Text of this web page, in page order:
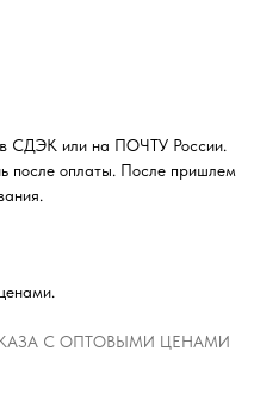
в СДЭК или на ПОЧТУ России.
после оплаты. После пришлем
С ОПТОВЫМИ ЦЕНАМИ